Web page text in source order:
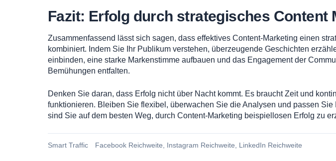
Fazit: Erfolg durch strategisches Content
Zusammenfassend lässt sich sagen, dass effektives Content-Marketing einen
kombiniert. Indem Sie Ihr Publikum verstehen, überzeugende Geschichten
einbinden, eine starke Markenstimme aufbauen und das Engagement der
Bemühungen entfalten.
Denken Sie daran, dass Erfolg nicht über Nacht kommt. Es braucht Zeit und
funktionieren. Bleiben Sie flexibel, überwachen Sie die Analysen und passen
sind Sie auf dem besten Weg, durch Content-Marketing beispiellosen Erfolg zu
Smart Traffic Facebook Reichweite Instagram Reichweite LinkedIn Reichweite